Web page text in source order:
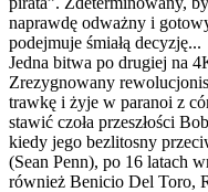
naprawdę odważny i
podejmuje śmiałą decyzję...
Jedna bitwa po drugiej na
Zrezygnowany
trawkę i żyje w paranoi z
stawić czoła przeszłości
kiedy jego bezlitosny
(Sean Penn), po 16 latach
również Benicio Del Toro,